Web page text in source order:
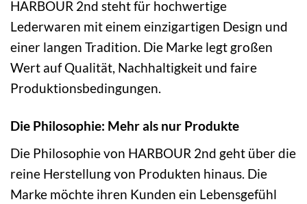
HARBOUR 2nd steht für hochwertige
Lederwaren mit einem einzigartigen Design und
einer langen Tradition. Die Marke legt großen
Wert auf Qualität, Nachhaltigkeit und faire
Produktionsbedingungen.
Die Philosophie: Mehr als nur Produkte
Die Philosophie von HARBOUR 2nd geht über die
reine Herstellung von Produkten hinaus. Die
Marke möchte ihren Kunden ein Lebensgefühl